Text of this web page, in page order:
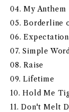
04. My Anthem
05. Borderline
06.
07. Simple
08. Raise
09. Lifetime
10. Hold Me
11. Don't Melt